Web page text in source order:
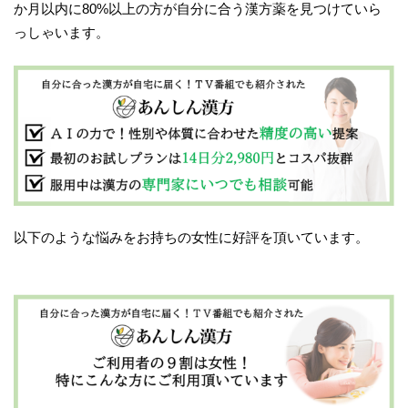
か月以内に80%以上の方が自分に合う漢方薬を見つけていら
っしゃいます。
以下のような悩みをお持ちの女性に好評を頂いています。